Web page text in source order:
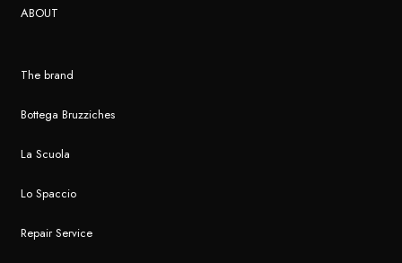
ABOUT
The brand
Bottega Bruzziches
La Scuola
Lo Spaccio
Repair Service